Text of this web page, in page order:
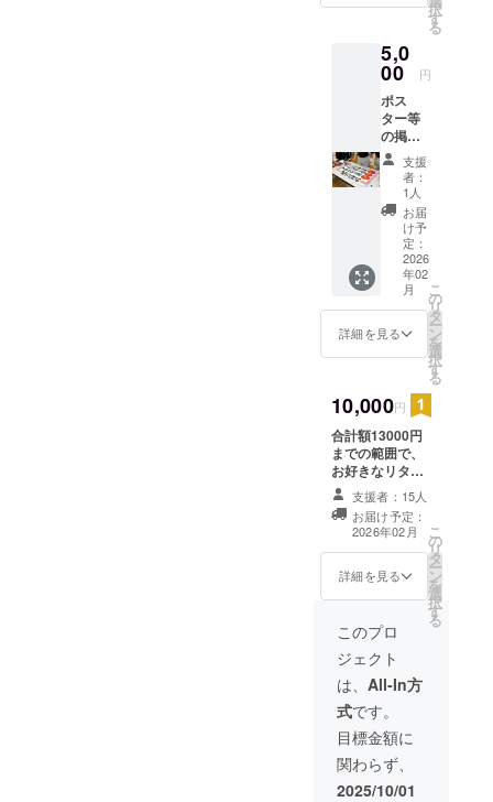
さい。 ※公共良
るなど、当方が
不適切であると
判断した場合、
記載をお断りす
ることがござい
ます。 ※制作の
都合上、30日以
降にご支援いた
だいた方はお名
前記載ができま
せん。 ※30日以
降にご支援いた
だいた方は、ス
テッカー
(45mm×45mm)
4枚(500円プラ
ン×4)+巾着
(200mm×140m
m)(3000円プラ
ます。また、そ
の場合提供時期
は2026年2月の
予定となりま
す。
についてこちら
からメールをお
す。 公演終了
後、郵送にてパ
ンフレットをお
送りいたしま
す。 ※備考欄に
希望するお名前
をお書きくださ
い。 ※公共良俗
に著しく反する
など、当方が不
適切であると判
断した場合、記
ことがございま
す。 ※制作の都
にご支援いただ
いた方はお名前
記載ができませ
ん。 ※10日以降
にご支援いただ
いた方は、ス
テッカー
(45mm×45mm)
4枚(500円プラ
ン×4)+巾着
m)(3000円プラ
ン)の返礼となり
の場合提供時期
は2026年2月の
予定となりま
す。
択
す
る
5,0
00 円
ポス
ター等
の掲示
物を作
成いた
しま
す。 ※
デザイ
ン等打
ち合わ
せのた
め、ご
連絡差
し上げ
ること
がござ
す。備
考欄に
使用可
能な連
絡先を
書いて
いただ
けます
と助か
りま
す。 ※
期間は
演(9月9
日)より
一年間
となり
ます。
それ以
降のご
依頼は
支援
者：
1人
お届
け予
定：
2026
年02
月
詳細を見る
こ
の
リ
タ
ー
ン
を
選
択
す
る
10,000円
合計額13000円
までの範囲で、
お好きなリター
ン品を複数お選
びいただけま
す！ 備考欄にご
希望の組み合わ
せをご記載くだ
さい。 (例：パン
ステッカー×6) ※
エンドクレジッ
ト、パンフレッ
トへのお名前記
載は両プランの
受付期間に準じ
ます。 【対象プ
ラン】 500円 ・
(A)漣ロゴ、もし
くは(B)単独公演
支援者：15人
お届け予定：
2026年02月
詳細を見る
こ
の
リ
タ
ー
ン
を
選
択
す
る
このプロ
ジェクト
は、 All-In方
式です。
目標金額に
関わらず、
2025/10/01